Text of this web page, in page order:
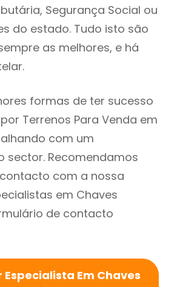
Segurança Social ou
do estado. Tudo isto são
as melhores, e há
formas de ter sucesso
Terrenos Para Venda em
com um
sector. Recomendamos
com a nossa
em Chaves
de contacto
Em Chaves